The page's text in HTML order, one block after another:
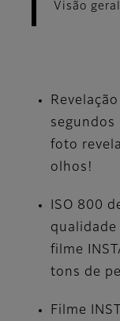
Visão geral
segundos
foto
olhos!
ISO 800
qualidade
filme
tons de
Filme